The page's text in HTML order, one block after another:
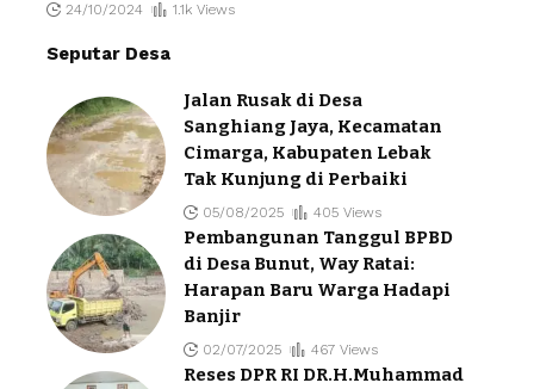
24/10/2024 1.1k Views
Seputar Desa
Jalan Rusak di Desa
Sanghiang Jaya, Kecamatan
Cimarga, Kabupaten Lebak
Tak Kunjung di Perbaiki
05/08/2025 405 Views
Pembangunan Tanggul BPBD
di Desa Bunut, Way Ratai:
Harapan Baru Warga Hadapi
Banjir
02/07/2025 467 Views
Reses DPR RI DR.H.Muhammad